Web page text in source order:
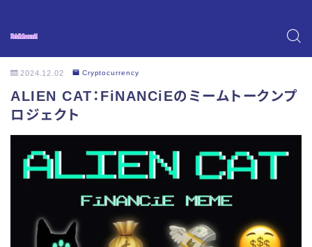
2024.12.02 Cryptocurrency
ALIEN CAT：FiNANCiEのミームトークンプ
ロジェクト